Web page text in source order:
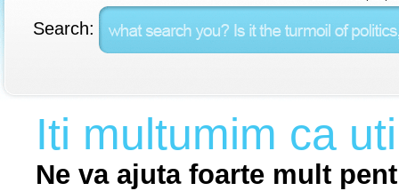
Search:
Iti multumim ca
Ne va ajuta foarte mult